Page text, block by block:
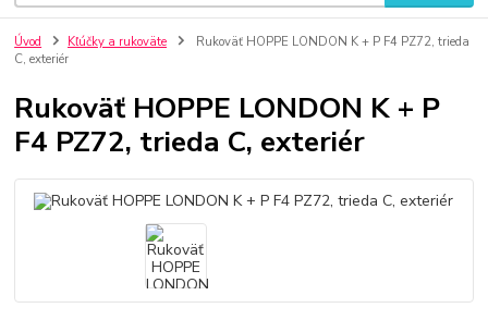
Úvod Kľúčky a rukoväte
Rukoväť HOPPE LONDON K + P F4 PZ72, trieda
C, exteriér
Rukoväť HOPPE LONDON K + P
F4 PZ72, trieda C, exteriér